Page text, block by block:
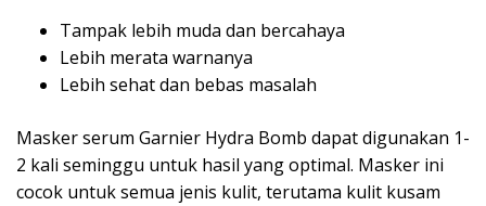
Tampak lebih muda dan bercahaya
Lebih merata warnanya
Lebih sehat dan bebas masalah
Masker serum Garnier Hydra Bomb dapat digunakan 1-
2 kali seminggu untuk hasil yang optimal. Masker ini
cocok untuk semua jenis kulit, terutama kulit kusam